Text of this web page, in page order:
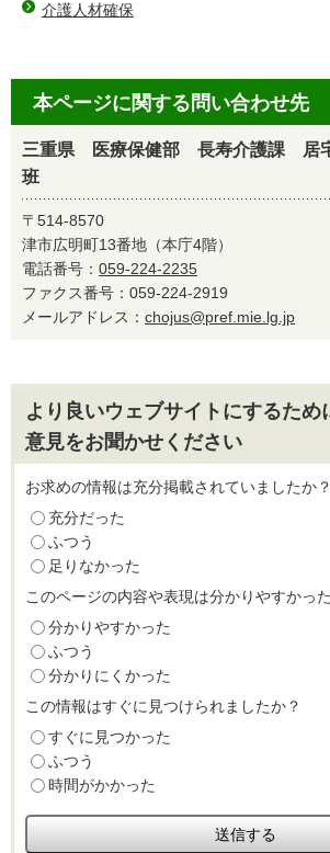
介護人材確保
本ページに関する問い合わせ先
三重県 医療保健部 長寿介護課 居
班
〒514-8570
津市広明町13番地（本庁4階）
電話番号： 059-224-2235
ファクス番号：059-224-2919
メールアドレス： chojus@pref.mie.lg.jp
より良いウェブサイトにするため
意見をお聞かせください
お求めの情報は充分掲載されていましたか？
充分だった
ふつう
足りなかった
このページの内容や表現は分かりやすかっ
分かりやすかった
ふつう
分かりにくかった
この情報はすぐに見つけられましたか？
すぐに見つかった
ふつう
時間がかかった